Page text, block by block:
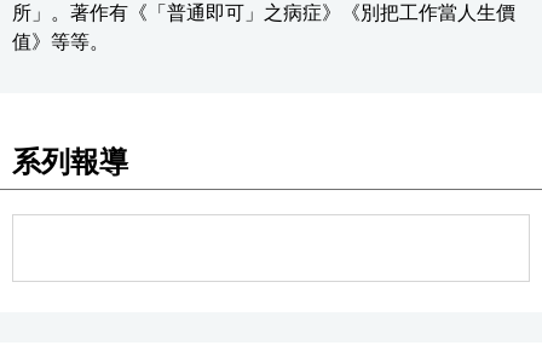
所」。著作有《「普通即可」之病症》《別把工作當人生價
值》等等。
系列報導